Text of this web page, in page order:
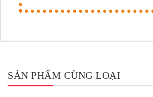
SẢN PHẨM CÙNG LOẠI